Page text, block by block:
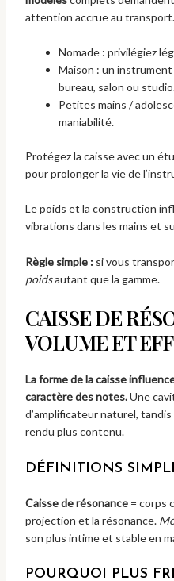
attention accrue au transport.
Nomade : privilégiez
Maison : un
bureau, salon ou
Petites mains /
maniabilité.
Protégez la caisse avec un
pour prolonger la vie de
Le poids et la construction
vibrations dans les mains et
Règle simple :si vous
poidsautant que la gamme.
CAISSE DE
VOLUME ET
La forme de la caisse
caractère des notes.Une
d’amplificateur naturel,
rendu plus contenu.
DÉFINITIONS
Caisse de résonance= corps
projection et la résonance.
son plus intime et stable en
POURQUOI PLUS